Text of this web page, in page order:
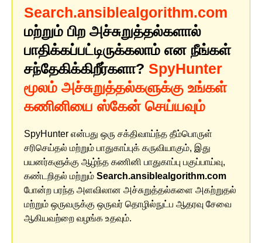
Search.ansiblealgorithm.com
மற்றும் பிற அச்சுறுத்தல்களால்
பாதிக்கப்பட்டிருக்கலாம் என நீங்கள்
சந்தேகிக்கிறீர்களா? SpyHunter
மூலம் அச்சுறுத்தல்களுக்கு உங்கள்
கணினியை ஸ்கேன் செய்யவும்
SpyHunter என்பது ஒரு சக்திவாய்ந்த தீம்பொருள்
சரிசெய்தல் மற்றும் பாதுகாப்புக் கருவியாகும், இது
பயனர்களுக்கு ஆழ்ந்த கணினி பாதுகாப்பு பகுப்பாய்வு,
கண்டறிதல் மற்றும் Search.ansiblealgorithm.com
போன்ற பரந்த அளவிலான அச்சுறுத்தல்களை அகற்றுதல்
மற்றும் ஒருவருக்கு ஒருவர் தொழில்நுட்ப ஆதரவு சேவை
ஆகியவற்றை வழங்க உதவும்.